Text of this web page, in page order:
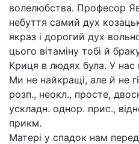
волелюбства. Професор
небуття самий дух
якраз і дорогий дух
цього вітаміну тобі й
Криця в людях була. У нас
Ми не найкращі, але й не
розп., неокл., просте,
ускладн. однор. прис.,
прикм.
Матері у спадок нам